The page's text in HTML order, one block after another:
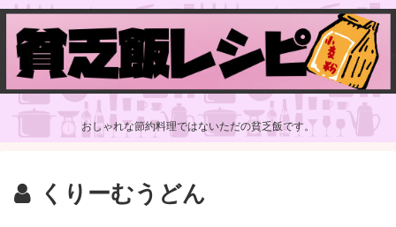
おしゃれな節約料理ではないただの貧乏飯です。
くりーむうどん